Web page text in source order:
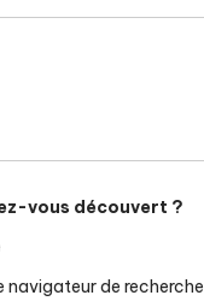
vous découvert ?
navigateur de recherche